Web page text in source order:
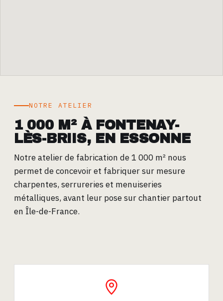
NOTRE ATELIER
1 000 M² À FONTENAY-
LÈS-BRIIS, EN ESSONNE
Notre atelier de fabrication de 1 000 m² nous
permet de concevoir et fabriquer sur mesure
charpentes, serrureries et menuiseries
métalliques, avant leur pose sur chantier partout
en Île-de-France.